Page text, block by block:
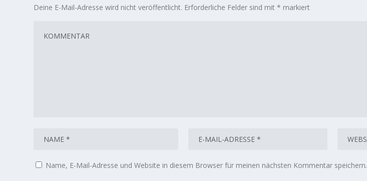
Deine E-Mail-Adresse wird nicht veröffentlicht. Erforderliche Felder sind mit* markiert
Name, E-Mail-Adresse und Website in diesem Browser für meinen nächsten Kommentar speichern.